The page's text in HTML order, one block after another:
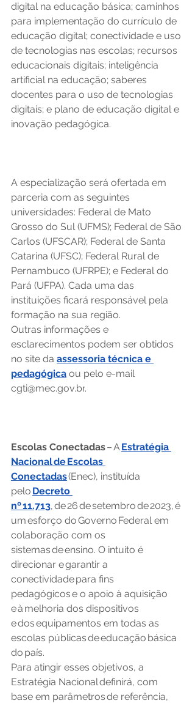
digital na educação básica; caminhos
para implementação do currículo de
educação digital; conectividade e uso
de tecnologias nas escolas; recursos
educacionais digitais; inteligência
artificial na educação; saberes
docentes para o uso de tecnologias
digitais; e plano de educação digital e
inovação pedagógica.
A especialização será ofertada em
parceria com as seguintes
universidades: Federal de Mato
Grosso do Sul (UFMS); Federal de São
Carlos (UFSCAR); Federal de Santa
Catarina (UFSC); Federal Rural de
Pernambuco (UFRPE); e Federal do
Pará (UFPA). Cada uma das
instituições ficará responsável pela
formação na sua região.
Outras informações e
esclarecimentos podem ser obtidos
no site da assessoria técnica e
pedagógica ou pelo e-mail
cgti@mec.gov.br.
Escolas Conectadas – A Estratégia
Nacional de Escolas
Conectadas (Enec), instituída
pelo Decreto
nº 11.713, de 26 de setembro de 2023, é
um esforço do Governo Federal em
colaboração com os
sistemas de ensino. O intuito é
direcionar e garantir a
conectividade para fins
pedagógicos e o apoio à aquisição
e à melhoria dos dispositivos
e dos equipamentos em todas as
escolas públicas de educação básica
do país.
Para atingir esses objetivos, a
Estratégia Nacional definirá, com
base em parâmetros de referência,